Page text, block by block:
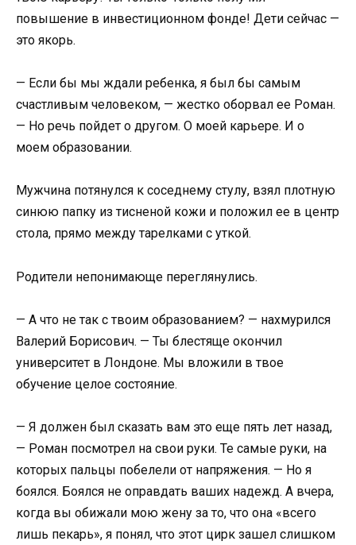
повышение в инвестиционном фонде! Дети сейчас —
это якорь.
— Если бы мы ждали ребенка, я был бы самым
счастливым человеком, — жестко оборвал ее Роман.
— Но речь пойдет о другом. О моей карьере. И о
моем образовании.
Мужчина потянулся к соседнему стулу, взял плотную
синюю папку из тисненой кожи и положил ее в центр
стола, прямо между тарелками с уткой.
Родители непонимающе переглянулись.
— А что не так с твоим образованием? — нахмурился
Валерий Борисович. — Ты блестяще окончил
университет в Лондоне. Мы вложили в твое
обучение целое состояние.
— Я должен был сказать вам это еще пять лет назад,
— Роман посмотрел на свои руки. Те самые руки, на
которых пальцы побелели от напряжения. — Но я
боялся. Боялся не оправдать ваших надежд. А вчера,
когда вы обижали мою жену за то, что она «всего
лишь пекарь», я понял, что этот цирк зашел слишком